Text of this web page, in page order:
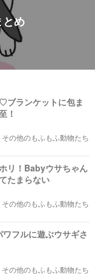
とめ
ブランケットに包ま
！
その他のもふもふ動物たち
リ！Babyウサちゃん
たまらない
その他のもふもふ動物たち
フルに遊ぶウサギさ
その他のもふもふ動物たち